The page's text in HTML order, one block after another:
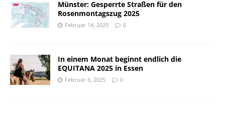
Münster: Gesperrte Straßen für den
Rosenmontagszug 2025
Februar 14, 2025 0
In einem Monat beginnt endlich die
EQUITANA 2025 in Essen
Februar 6, 2025 0